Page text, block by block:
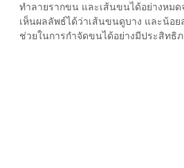
ทำลายรากขน และเส้นขนได้อย่างหมด
เห็นผลลัพธ์ได้ว่าเส้นขนดูบาง และน้อย
ช่วยในการกำจัดขนได้อย่างมีประสิทธิ